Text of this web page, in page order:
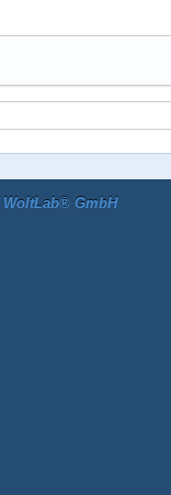
WoltLab® GmbH